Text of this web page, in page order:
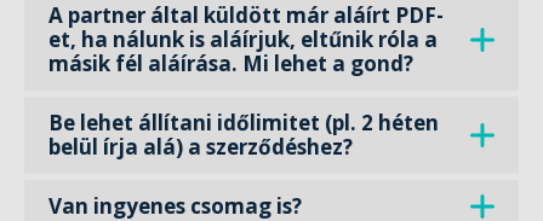
A partner által küldött már aláírt PDF-
et, ha nálunk is aláírjuk, eltűnik róla a
másik fél aláírása. Mi lehet a gond?
Be lehet állítani időlimitet (pl. 2 héten
belül írja alá) a szerződéshez?
Van ingyenes csomag is?